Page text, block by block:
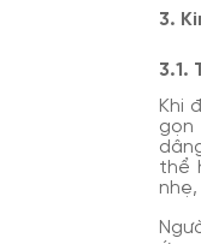
3.
3.1.
Khi
gọn
thể